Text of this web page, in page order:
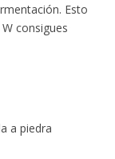
Esto
consigues
a piedra